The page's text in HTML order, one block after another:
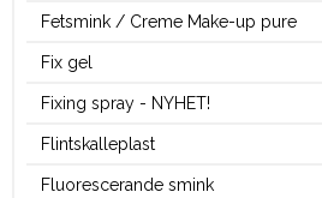
Fetsmink / Creme Make-up pure
Fix gel
Fixing spray - NYHET!
Flintskalleplast
Fluorescerande smink